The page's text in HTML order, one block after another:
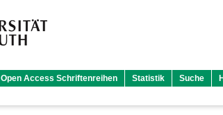
Open Access Schriftenreihen Statistik Suche